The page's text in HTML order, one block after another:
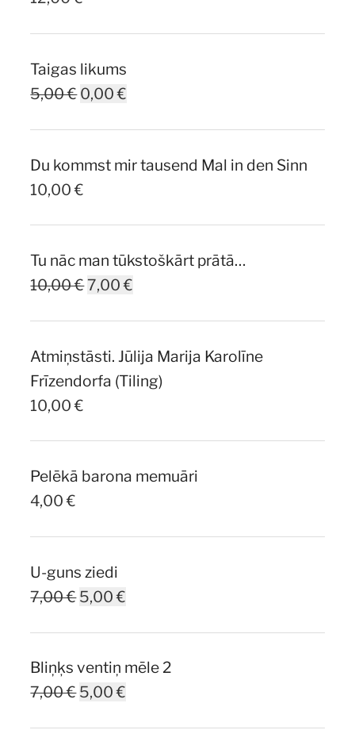
Taigas likums
5,00€Original
5,00 €.
0,00€
0,00 €.
Du kommst mir tausend Mal in den Sinn
10,00€
Tu nāc man tūkstoškārt prātā…
10,00€Original
10,00 €.
7,00€
7,00 €.
Atmiņstāsti. Jūlija Marija Karolīne
Frīzendorfa (Tiling)
10,00€
Pelēkā barona memuāri
4,00€
U-guns ziedi
7,00€Original
7,00 €.
5,00€
5,00 €.
Bliņķs ventiņ mēle 2
7,00€Original
5,00€